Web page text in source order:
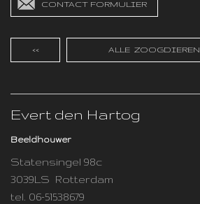
CONTACT FORMULIER
<< ALLE ZOOGDIEREN
Evert den Hartog
Beeldhouwer
Statensingel 98c
3039LS Rotterdam
tel. 06-51538679